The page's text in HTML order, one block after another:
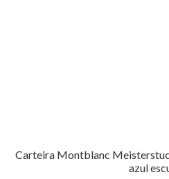
Carteira Montblanc
azul